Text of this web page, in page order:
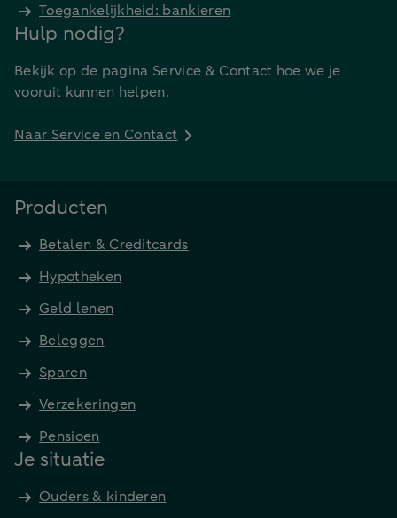
Toegankelijkheid: bankieren
Hulp nodig?
Bekijk op de pagina Service & Contact hoe we je
vooruit kunnen helpen.
Naar Service en Contact
Producten
Betalen & Creditcards
Hypotheken
Geld lenen
Beleggen
Sparen
Verzekeringen
Pensioen
Je situatie
Ouders & kinderen